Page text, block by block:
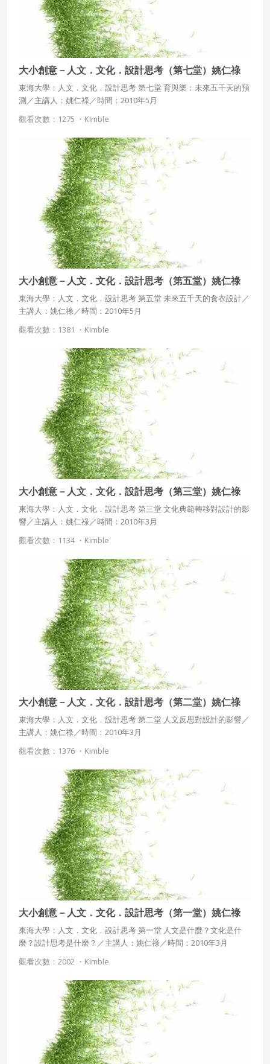
大小創意－人文．文化．設計思考（第七堂）姚仁祿
東海大學：人文．文化．設計思考 第七堂 育與樂：未來五千天的預
測／主講人：姚仁祿／時間：2010年5月
觀看次數：1275 ・ Kimble
大小創意－人文．文化．設計思考（第五堂）姚仁祿
東海大學：人文．文化．設計思考 第五堂 未來五千天的食衣設計／
主講人：姚仁祿／時間：2010年5月
觀看次數：1381 ・ Kimble
大小創意－人文．文化．設計思考（第三堂）姚仁祿
東海大學：人文．文化．設計思考 第三堂 文化典範轉移對設計的影
響／主講人：姚仁祿／時間：2010年3月
觀看次數：1134 ・ Kimble
大小創意－人文．文化．設計思考（第二堂）姚仁祿
東海大學：人文．文化．設計思考 第二堂 人文反思對設計的影響／
主講人：姚仁祿／時間：2010年3月
觀看次數：1376 ・ Kimble
大小創意－人文．文化．設計思考（第一堂）姚仁祿
東海大學：人文．文化．設計思考 第一堂 人文是什麼？文化是什
麼？設計思考是什麼？／主講人：姚仁祿／時間：2010年3月
觀看次數：2002 ・ Kimble